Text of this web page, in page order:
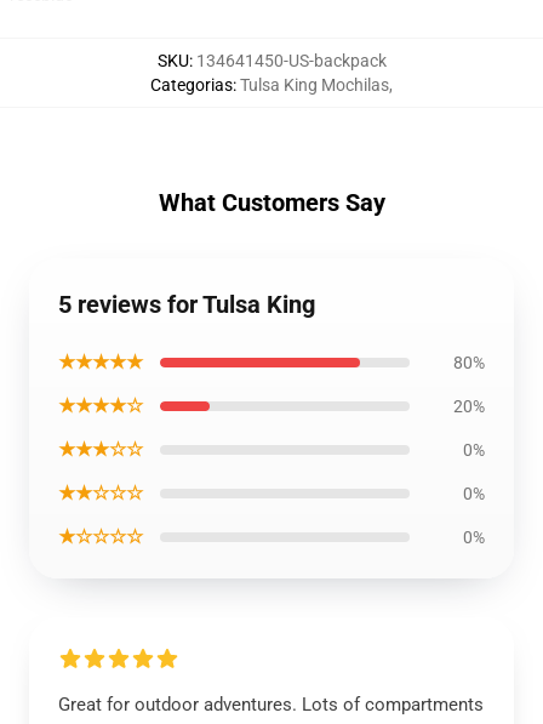
SKU: 134641450-US-backpack
Categorias:Tulsa King Mochilas,
What Customers Say
5 reviews for Tulsa King
★★★★★ 80%
★★★★☆ 20%
★★★☆☆ 0%
★★☆☆☆ 0%
★☆☆☆☆ 0%
Great for outdoor adventures. Lots of compartments